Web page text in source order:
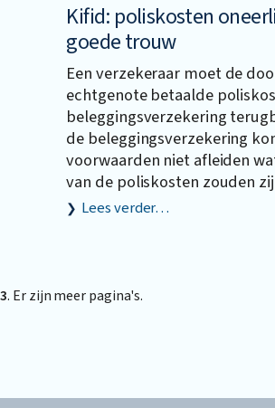
Kifid: poliskosten
goede trouw
Een verzekeraar moet de
echtgenote betaalde
beleggingsverzekering
de beleggingsverzekering
voorwaarden niet afleiden
van de poliskosten zouden
Lees verder…
. Er zijn meer pagina's.